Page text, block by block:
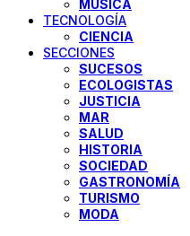
MÚSICA
TECNOLOGÍA
CIENCIA
SECCIONES
SUCESOS
ECOLOGISTAS
JUSTICIA
MAR
SALUD
HISTORIA
SOCIEDAD
GASTRONOMÍA
TURISMO
MODA